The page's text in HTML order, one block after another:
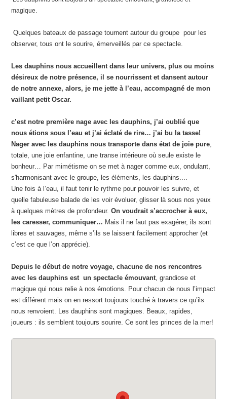
magique.
Quelques bateaux de passage tournent autour du groupe pour les
observer, tous ont le sourire, émerveillés par ce spectacle.
Les dauphins nous accueillent dans leur univers, plus ou moins
désireux de notre présence, il se nourrissent et dansent autour
de notre annexe, alors, je me jette à l’eau, accompagné de mon
vaillant petit Oscar.
c’est notre première nage avec les dauphins, j’ai oublié que
nous étions sous l’eau et j’ai éclaté de rire… j’ai bu la tasse!
Nager avec les dauphins nous transporte dans état de joie pure,
totale, une joie enfantine, une transe intérieure où seule existe le
bonheur… Par mimétisme on se met à nager comme eux, ondulant,
s'harmonisant avec le groupe, les éléments, les dauphins....
Une fois à l’eau, il faut tenir le rythme pour pouvoir les suivre, et
quelle fabuleuse balade de les voir évoluer, glisser là sous nos yeux
à quelques mètres de profondeur.On voudrait s’accrocher à eux,
les caresser, communiquer… Mais il ne faut pas exagérer, ils sont
libres et sauvages, même s’ils se laissent facilement approcher (et
c’est ce que l’on apprécie).
Depuis le début de notre voyage, chacune de nos rencontres
avec les dauphins est un spectacle émouvant, grandiose et
magique qui nous relie à nos émotions. Pour chacun de nous l’impact
est différent mais on en ressort toujours touché à travers ce qu’ils
nous renvoient. Les dauphins sont magiques. Beaux, rapides,
joueurs : ils semblent toujours sourire. Ce sont les princes de la mer!